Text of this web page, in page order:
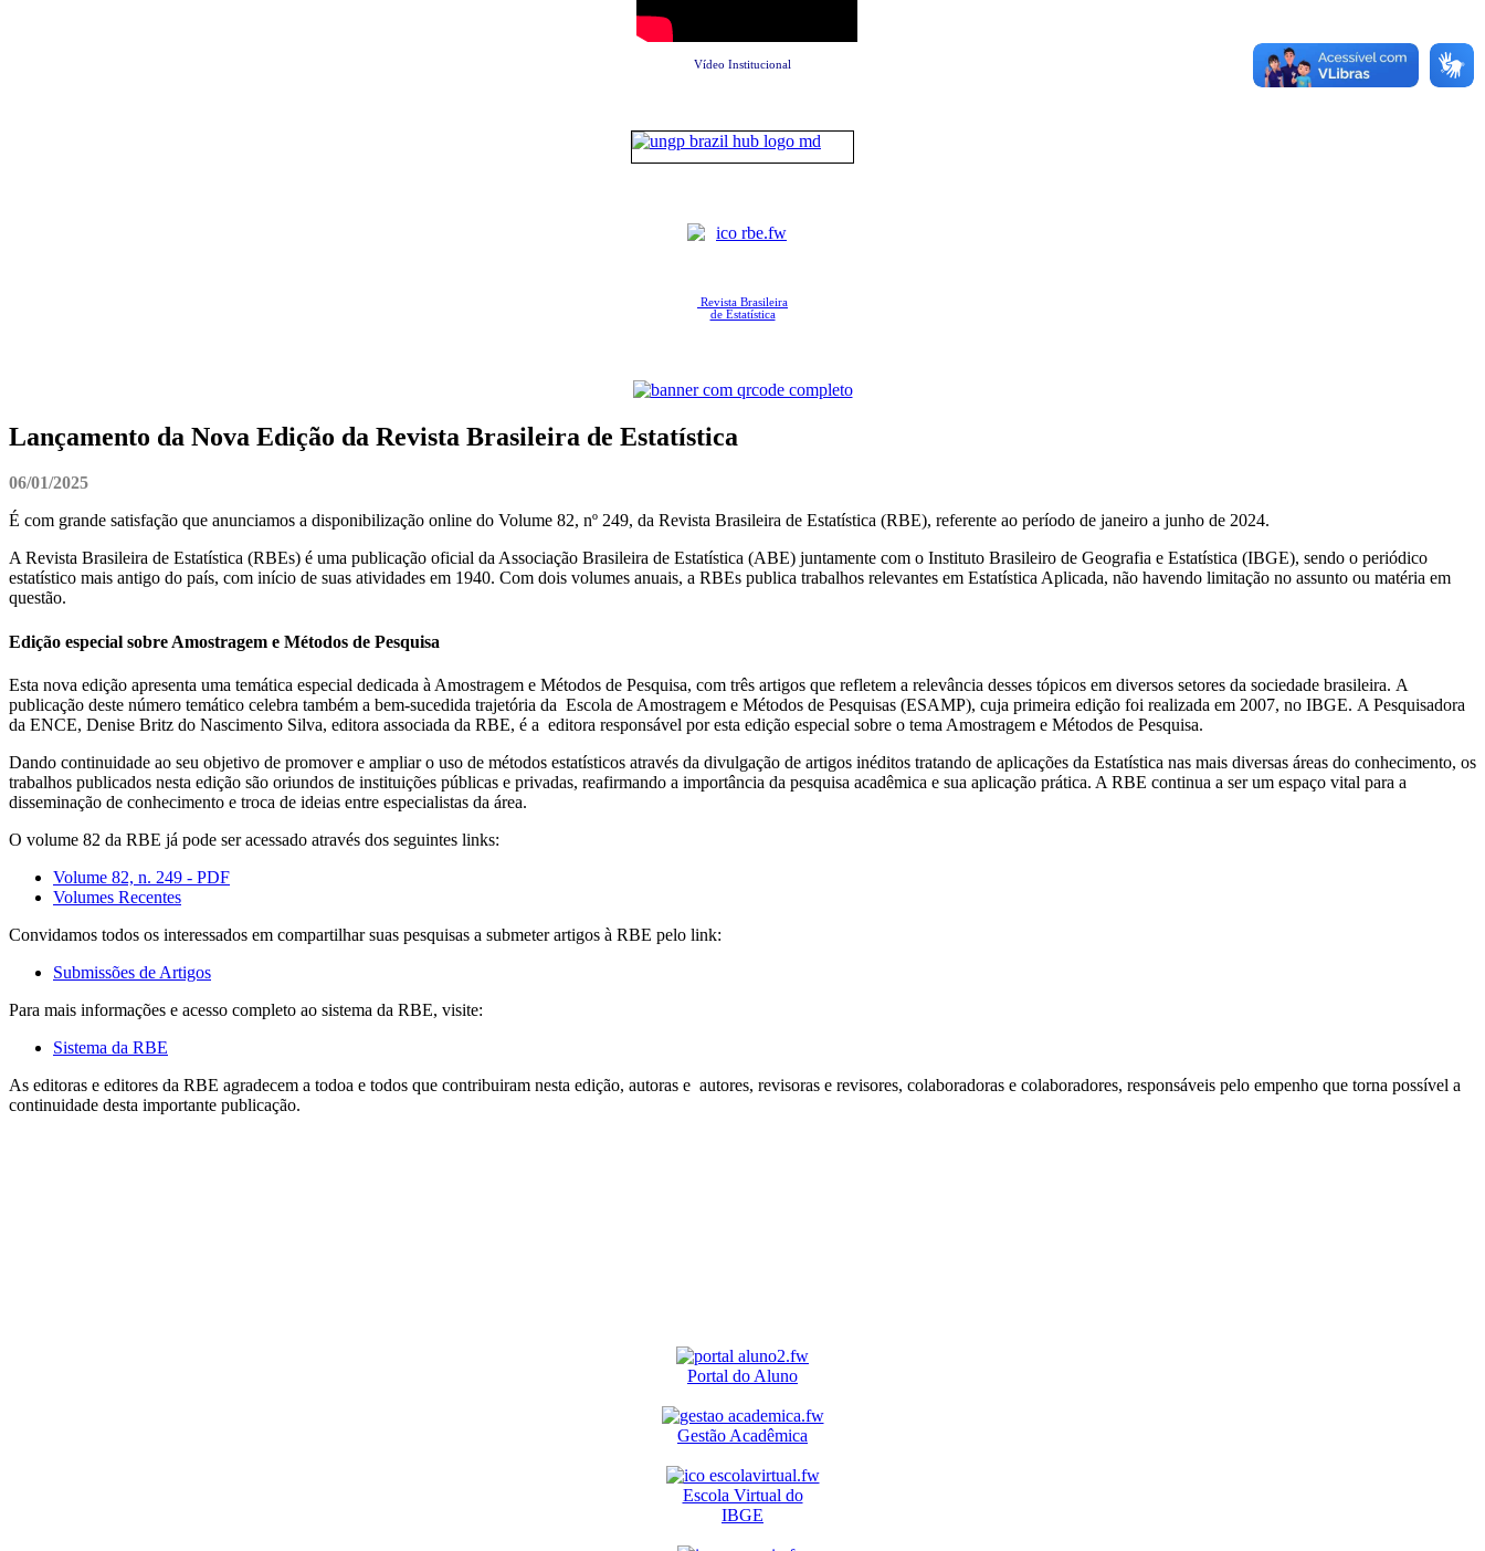
Vídeo Institucional
Revista Brasileira
de Estatística
Lançamento da Nova Edição da Revista Brasileira de Estatística
06/01/2025
É com grande satisfação que anunciamos a disponibilização online do Volume 82, nº 249, da Revista Brasileira de Estatística (RBE), referente ao período de janeiro a junho de 2024.
A Revista Brasileira de Estatística (RBEs) é uma publicação oficial da Associação Brasileira de Estatística (ABE) juntamente com o Instituto Brasileiro de Geografia e Estatística (IBGE), sendo o periódico
estatístico mais antigo do país, com início de suas atividades em 1940. Com dois volumes anuais, a RBEs publica trabalhos relevantes em Estatística Aplicada, não havendo limitação no assunto ou matéria em
questão.
Edição especial sobre Amostragem e Métodos de Pesquisa
Esta nova edição apresenta uma temática especial dedicada à Amostragem e Métodos de Pesquisa, com três artigos que refletem a relevância desses tópicos em diversos setores da sociedade brasileira. A
publicação deste número temático celebra também a bem-sucedida trajetória da Escola de Amostragem e Métodos de Pesquisas (ESAMP), cuja primeira edição foi realizada em 2007, no IBGE. A Pesquisadora
da ENCE, Denise Britz do Nascimento Silva, editora associada da RBE, é a editora responsável por esta edição especial sobre o tema Amostragem e Métodos de Pesquisa.
Dando continuidade ao seu objetivo de promover e ampliar o uso de métodos estatísticos através da divulgação de artigos inéditos tratando de aplicações da Estatística nas mais diversas áreas do conhecimento, os
trabalhos publicados nesta edição são oriundos de instituições públicas e privadas, reafirmando a importância da pesquisa acadêmica e sua aplicação prática. A RBE continua a ser um espaço vital para a
disseminação de conhecimento e troca de ideias entre especialistas da área.
O volume 82 da RBE já pode ser acessado através dos seguintes links:
Volume 82, n. 249 - PDF
Volumes Recentes
Convidamos todos os interessados em compartilhar suas pesquisas a submeter artigos à RBE pelo link:
Submissões de Artigos
Para mais informações e acesso completo ao sistema da RBE, visite:
Sistema da RBE
As editoras e editores da RBE agradecem a todoa e todos que contribuiram nesta edição, autoras e autores, revisoras e revisores, colaboradoras e colaboradores, responsáveis pelo empenho que torna possível a
continuidade desta importante publicação.
Portal do Aluno
Gestão Acadêmica
Escola Virtual do
IBGE